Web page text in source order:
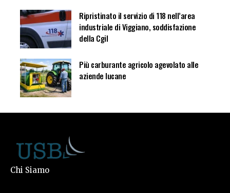
Ripristinato il servizio di 118 nell’area
industriale di Viggiano, soddisfazione
della Cgil
Più carburante agricolo agevolato alle
aziende lucane
Chi Siamo